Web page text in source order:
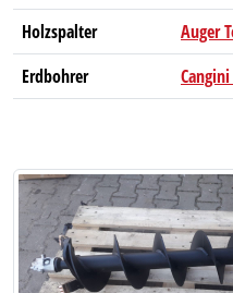
Holzspalter
Auger
Erdbohrer